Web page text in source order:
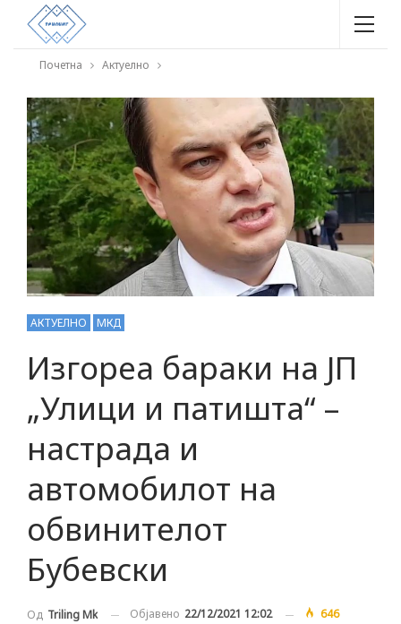
Почетна Актуелно
АКТУЕЛНО МКД
Изгореа бараки на ЈП
„Улици и патишта“ –
настрада и
автомобилот на
обвинителот
Бубевски
Од Triling Mk Објавено 22/12/2021 12:02 646